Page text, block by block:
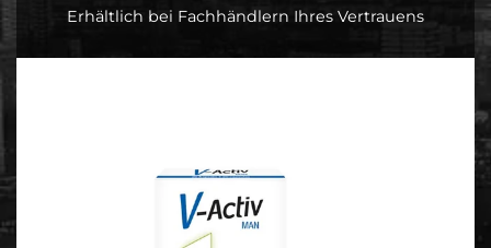
Erhältlich bei Fachhändlern Ihres Vertrauens